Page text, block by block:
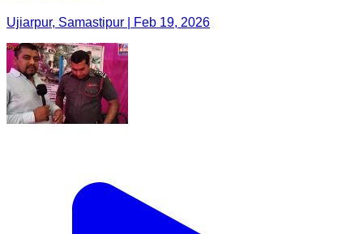
Ujiarpur, Samastipur | Feb 19, 2026